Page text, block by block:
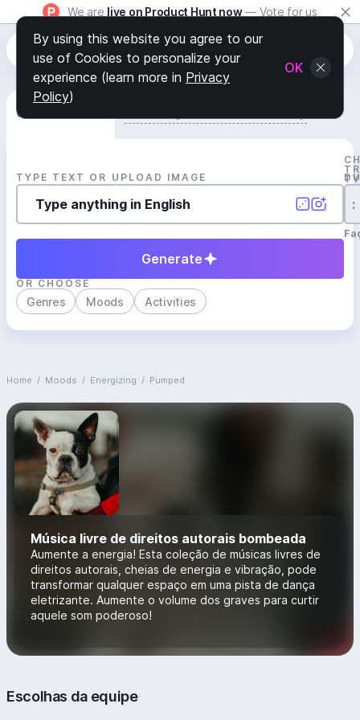
We are live on Product Hunt now — Vote for us
Generate Track
TYPE TEXT OR UPLOAD IMAGE
:
Generate
OR CHOOSE
Genres Moods Activities
Home / Moods / Energizing / Pumped
Música livre de direitos autorais bombeada
Aumente a energia! Esta coleção de músicas livres de
direitos autorais, cheias de energia e vibração, pode
transformar qualquer espaço em uma pista de dança
eletrizante. Aumente o volume dos graves para curtir
aquele som poderoso!
Escolhas da equipe
By using this website you agree to our
use of Cookies to personalize your
experience (learn more in Privacy
Policy)
OK